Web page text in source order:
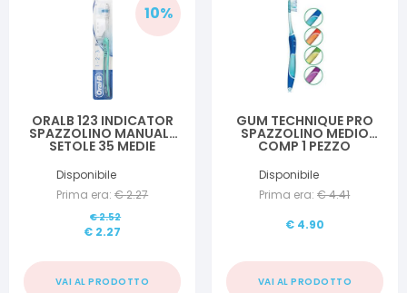
10%
ORALB 123 INDICATOR
SPAZZOLINO MANUALE
SETOLE 35 MEDIE
Disponibile
Prima era: €2.27
€2.52
€ 2.27
VAI AL PRODOTTO
GUM TECHNIQUE PRO
SPAZZOLINO MEDIO
COMP 1 PEZZO
Disponibile
Prima era: €4.41
€ 4.90
VAI AL PRODOTTO